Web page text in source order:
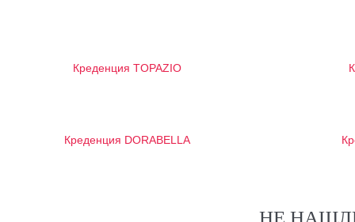
Креденция TOPAZIO
Креденция DORABELLA